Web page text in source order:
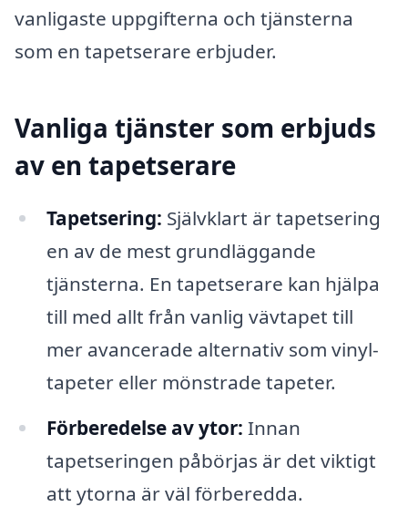
vanligaste uppgifterna och tjänsterna
som en tapetserare erbjuder.
Vanliga tjänster som erbjuds
av en tapetserare
Tapetsering: Självklart är tapetsering
en av de mest grundläggande
tjänsterna. En tapetserare kan hjälpa
till med allt från vanlig vävtapet till
mer avancerade alternativ som vinyl-
tapeter eller mönstrade tapeter.
Förberedelse av ytor: Innan
tapetseringen påbörjas är det viktigt
att ytorna är väl förberedda.